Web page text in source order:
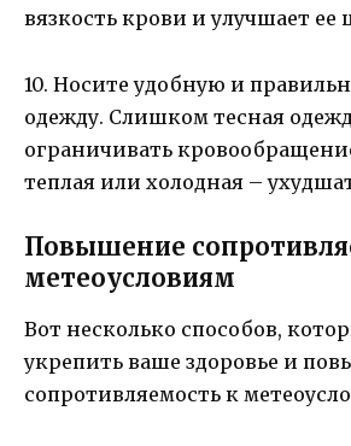
вязкость крови и улучшает
10. Носите удобную и
одежду. Слишком тесная
ограничивать
теплая или холодная –
Повышение
метеоусловиям
Вот несколько способов,
укрепить ваше здоровье и
сопротивляемость к